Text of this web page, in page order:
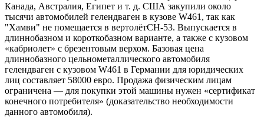
Канада, Австралия, Египет и т. д. США закупили около
тысячи автомобилей гелендваген в кузове W461, так как
"Хамви" не помещается в вертолётCH-53. Выпускается в
длиннобазном и короткобазном варианте, а также с кузовом
«кабриолет» с брезентовым верхом. Базовая цена
длиннобазного цельнометаллического автомобиля
гелендваген с кузовом W461 в Германии для юридических
лиц составляет 58000 евро. Продажа физическим лицам
ограничена — для покупки этой машины нужен «сертификат
конечного потребителя» (доказательство необходимости
данного автомобиля).